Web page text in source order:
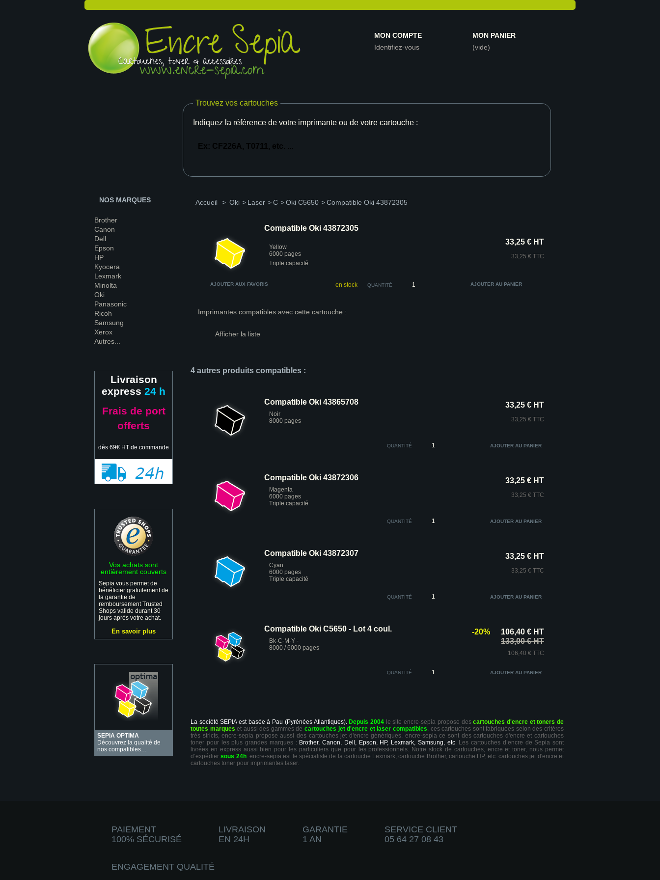
MON COMPTE
Identifiez-vous
MON PANIER
(vide)
Trouvez vos cartouches
Indiquez la référence de votre imprimante ou de votre cartouche :
NOS MARQUES
Brother
Canon
Dell
Epson
HP
Kyocera
Lexmark
Minolta
Oki
Panasonic
Ricoh
Samsung
Xerox
Autres...
Livraison
express 24 h
Frais de port
offerts
dès 69€ HT de commande
Vos achats sont
entièrement couverts
Sepia vous permet de
bénéficier gratuitement de
la garantie de
remboursement Trusted
Shops valide durant 30
jours après votre achat.
En savoir plus
SEPIA OPTIMA
Découvrez la qualité de
nos compatibles…
Accueil > Oki > Laser >C >Oki C5650 >Compatible Oki 43872305
Compatible Oki 43872305
Yellow
6000 pages
Triple capacité
33,25 € HT
33,25 € TTC
AJOUTER AUX FAVORIS en stock QUANTITÉ
Imprimantes compatibles avec cette cartouche :
Afficher la liste
4 autres produits compatibles :
Compatible Oki 43865708
Noir
8000 pages
33,25 € HT
33,25 € TTC
QUANTITÉ
Compatible Oki 43872306
Magenta
6000 pages
Triple capacité
33,25 € HT
33,25 € TTC
QUANTITÉ
Compatible Oki 43872307
Cyan
6000 pages
Triple capacité
33,25 € HT
33,25 € TTC
QUANTITÉ
Compatible Oki C5650 - Lot 4 coul.
Bk-C-M-Y -
8000 / 6000 pages
106,40 € HT
133,00 € HT
106,40 € TTC
-20%
QUANTITÉ
La société SEPIA est basée à Pau (Pyrénées Atlantiques). Depuis 2004 le site encre-sepia propose descartouches d'encre et toners de
toutes marques et aussi des gammes decartouches jet d'encre et laser compatibles, ces cartouches sont fabriquées selon des critères
très stricts, encre-sepia propose aussi des cartouches jet d'encre génériques. encre-sepia ce sont des cartouches d'encre et cartouches
toner pour les plus grandes marques : Brother, Canon, Dell, Epson, HP, Lexmark, Samsung, etc. Les cartouches d’encre de Sepia sont
livrées en express aussi bien pour les particuliers que pour les professionnels. Notre stock de cartouches, encre et toner, nous permet
d’expédiersous 24h. encre-sepia est le spécialiste de la cartouche Lexmark, cartouche Brother, cartouche HP, etc. cartouches jet d'encre et
cartouches toner pour imprimantes laser.
PAIEMENT
100% SÉCURISÉ
LIVRAISON
EN 24H
GARANTIE
1 AN
SERVICE CLIENT
05 64 27 08 43
ENGAGEMENT QUALITÉ